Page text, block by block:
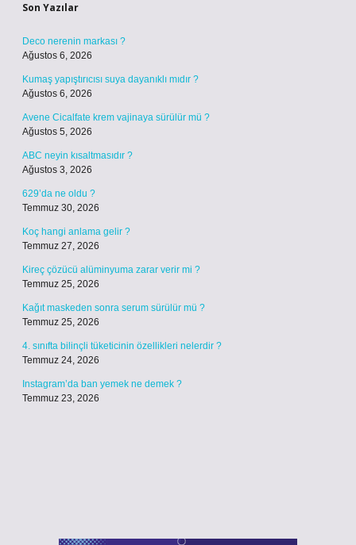
Son Yazılar
Deco nerenin markası ?
Ağustos 6, 2026
Kumaş yapıştırıcısı suya dayanıklı mıdır ?
Ağustos 6, 2026
Avene Cicalfate krem vajinaya sürülür mü ?
Ağustos 5, 2026
ABC neyin kısaltmasıdır ?
Ağustos 3, 2026
629’da ne oldu ?
Temmuz 30, 2026
Koç hangi anlama gelir ?
Temmuz 27, 2026
Kireç çözücü alüminyuma zarar verir mi ?
Temmuz 25, 2026
Kağıt maskeden sonra serum sürülür mü ?
Temmuz 25, 2026
4. sınıfta bilinçli tüketicinin özellikleri nelerdir ?
Temmuz 24, 2026
Instagram’da ban yemek ne demek ?
Temmuz 23, 2026